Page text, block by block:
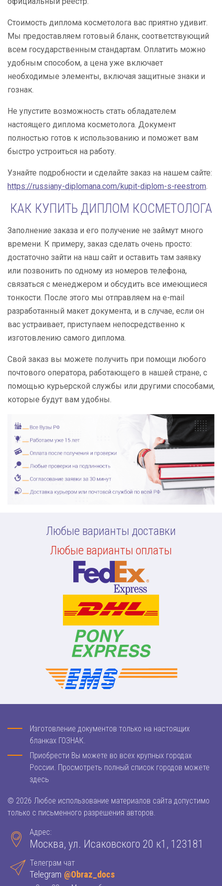
Стоимость диплома косметолога вас приятно удивит.
Мы предоставляем готовый бланк, соответствующий
всем государственным стандартам. Оплатить можно
удобным способом, а цена уже включает
необходимые элементы, включая защитные знаки и
гознак.
Не упустите возможность стать обладателем
настоящего диплома косметолога. Документ
полностью готов к использованию и поможет вам
быстро устроиться на работу.
Узнайте подробности и сделайте заказ на нашем сайте:
https://russiany-diplomana.com/kupit-diplom-s-reestrom.
КАК КУПИТЬ ДИПЛОМ КОСМЕТОЛОГА
Заполнение заказа и его получение не займут много
времени. К примеру, заказ сделать очень просто:
достаточно зайти на наш сайт и оставить там заявку
или позвонить по одному из номеров телефона,
связаться с менеджером и обсудить все имеющиеся
тонкости. После этого мы отправляем на e-mail
разработанный макет документа, и в случае, если он
вас устраивает, приступаем непосредственно к
изготовлению самого диплома.
Свой заказ вы можете получить при помощи любого
почтового оператора, работающего в нашей стране, с
помощью курьерской службы или другими способами,
которые будут вам удобны.
Любые варианты доставки
Любые варианты оплаты
Изготовление документов только на настоящих
бланках ГОЗНАК.
Приобрести Вы можете во всех крупных городах
России. Просмотреть полный список городов можете
здесь
© 2026 Любое использование материалов сайта допустимо
только с письменного разрешения авторов.
Адрес:
Москва, ул. Исаковского 20 к1, 123181
Телеграм чат
Telegram @Obraz_docs